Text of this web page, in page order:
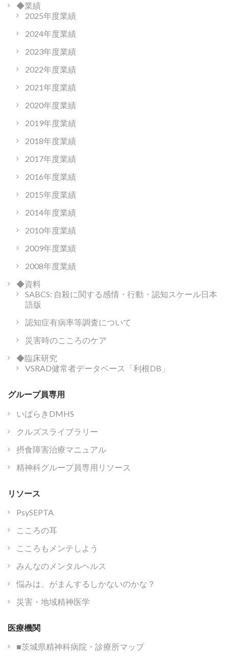
◆業績
2025年度業績
2024年度業績
2023年度業績
2022年度業績
2021年度業績
2020年度業績
2019年度業績
2018年度業績
2017年度業績
2016年度業績
2015年度業績
2014年度業績
2010年度業績
2009年度業績
2008年度業績
◆資料
SABCS: 自殺に関する感情・行動・認知スケール日本
語版
認知症有病率等調査について
災害時のこころのケア
◆臨床研究
VSRAD健常者データベース「利根DB」
グループ員専用
いばらきDMHS
クルズスライブラリー
摂食障害治療マニュアル
精神科グループ員専用リソース
リソース
PsySEPTA
こころの耳
こころもメンテしよう
みんなのメンタルヘルス
悩みは、がまんするしかないのかな？
災害・地域精神医学
医療機関
■茨城県精神科病院・診療所マップ